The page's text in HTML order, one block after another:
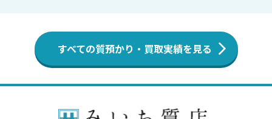
すべての質預かり・買取実績を見る